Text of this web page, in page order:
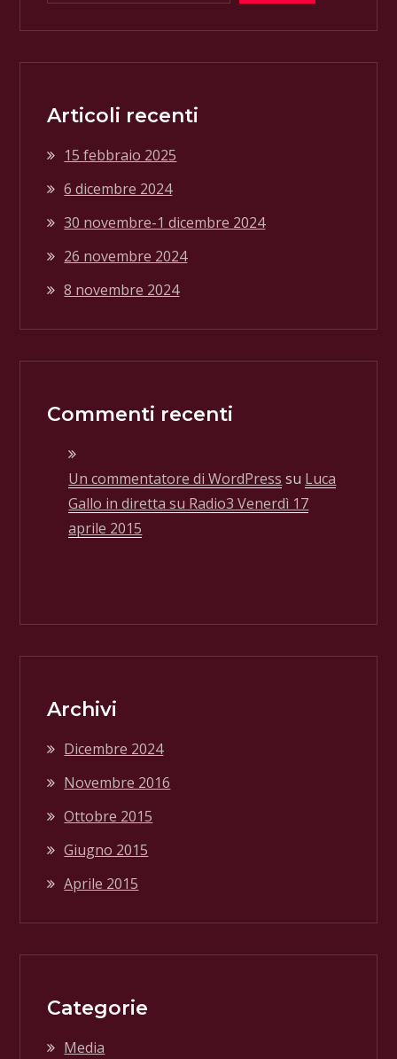
Articoli recenti
15 febbraio 2025
6 dicembre 2024
30 novembre-1 dicembre 2024
26 novembre 2024
8 novembre 2024
Commenti recenti
Un commentatore di WordPress su Luca
Gallo in diretta su Radio3 Venerdì 17
aprile 2015
Archivi
Dicembre 2024
Novembre 2016
Ottobre 2015
Giugno 2015
Aprile 2015
Categorie
Media